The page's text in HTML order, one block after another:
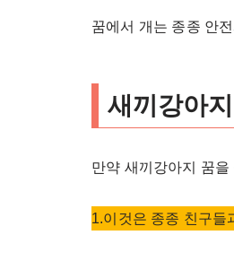
꿈에서 개는 종종 안
새끼강아
만약 새끼강아지 꿈
1.이것은 종종 친구들